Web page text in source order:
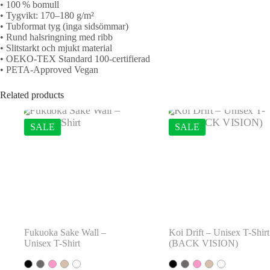
• 100 % bomull
• Tygvikt: 170–180 g/m²
• Tubformat tyg (inga sidsömmar)
• Rund halsringning med ribb
• Slitstarkt och mjukt material
• OEKO-TEX Standard 100-certifierad
• PETA-Approved Vegan
Related products
SALE
Fukuoka Sake Wall –
Unisex T-Shirt
SALE
Koi Drift – Unisex T-Shirt
(BACK VISION)